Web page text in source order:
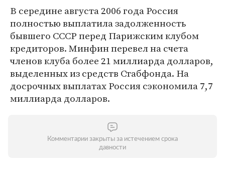
В середине августа 2006 года Россия
полностью выплатила задолженность
бывшего СССР перед Парижским клубом
кредиторов. Минфин перевел на счета
членов клуба более 21 миллиарда долларов,
выделенных из средств Стабфонда. На
досрочных выплатах Россия сэкономила 7,7
миллиарда долларов.
Комментарии закрыты за истечением срока
давности